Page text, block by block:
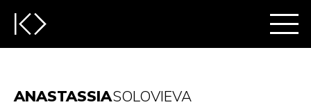
ANASTASSIASOLOVIEVA